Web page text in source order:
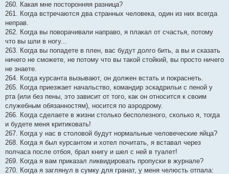
260. Какая мне посторонняя разница?
261. Когда встречаются два странных человека, один из них всегда
неправ.
262. Когда вы поворачивали направо, я плакал от счастья, потому
что вы шли в ногу...
263. Когда вы попадете в плен, вас будут долго бить, а вы и сказать
ничего не сможете, не потому что вы такой стойкий, вы просто ничего
не знаете.
264. Когда курсанта вызывают, он должен встать и покраснеть.
265. Когда приезжает начальство, командир эскадрильи с пеной у
рта (или без пены, это зависит от того, как он относится к своим
служебным обязанностям), носится по аэродрому.
266. Когда сделаете в жизни столько бесполезного, сколько я, тогда
и будете меня критиковать!
267. Когда у нас в столовой будут нормальные человеческие яйца?
268. Когда я был курсантом и хотел почитать, я вставал через
полчаса после отбоя, брал книгу и шел с ней в туалет!
269. Когда я вам приказал ликвидировать пропуски в журнале?
270. Когда я заглянул в сумку для гранат, у меня челюсть отпала: